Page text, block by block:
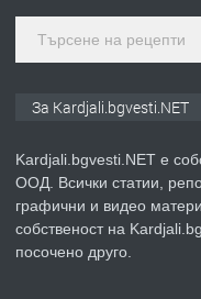
на
ПРЕДЛАГА
За Kardjali.bgvesti.NET
Kardjali.bgvesti.NET е
ООД. Всички статии,
графични и видео
собственост на
посочено друго.